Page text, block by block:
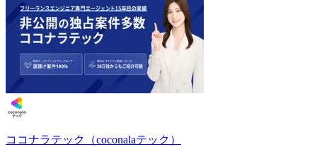
ココナラテック（coconalaテック）